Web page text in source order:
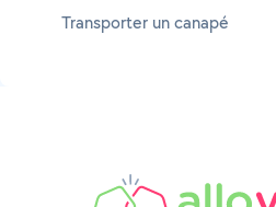
Transporter un canapé